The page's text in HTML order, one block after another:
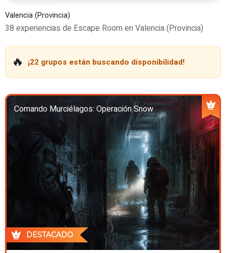
Valencia (Provincia)
38 experiencias de Escape Room en Valencia (Provincia)
🔥 ¡22 grupos están buscando disponibilidad!
Comando Murciélagos: Operación Snow
DESTACADO